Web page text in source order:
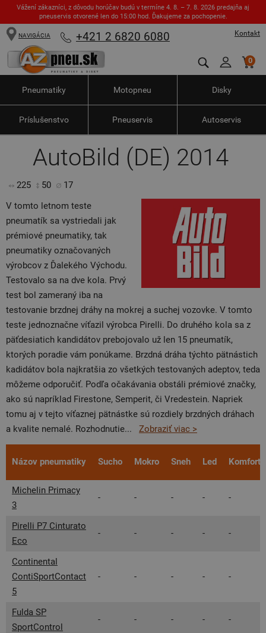
Vážení zákazníci, z dôvodu horúčav budú v termíne 4. 8. – 7. 8. 2026 predajňa aj
pneuservis otvorené len do 15:00 hod. Ďakujeme za pochopenie.
Kontakt
NAVIGÁCIA +421 2 6820 6080
0
Pneumatiky Motopneu Disky
Príslušenstvo Pneuservis Autoservis
AutoBild (DE) 2014
225 50
17
V tomto letnom teste
pneumatík sa vystriedali jak
prémiové pneumatiky, tak
pneumatiky označovaných
výrobcov z Ďalekého Východu.
Testovalo sa na dve kola. Prvý
test bol zameraný iba na
testovanie brzdnej dráhy na mokrej a suchej vozovke. V tomto
teste jednoznačne víťazil výrobca Pirelli. Do druhého kola sa z
päťdesiatich kandidátov prebojovalo už len 15 pneumatík,
ktorých poradie vám ponúkame. Brzdná dráha týchto pätnástich
kadidátov bola najkratšia zo všetkých testovaných adeptov, teda
môžeme odporučiť. Podľa očakávania obstáli prémiové značky,
ako sú napríklad Firestone, Semperit, či Vredestein. Napriek
tomu aj v tejto víťaznej pätnástke sú rozdiely brzdných dráhach
a kvalite nemalé. Rozhodnutie... Zobraziť viac >
Názov pneumatiky Sucho Mokro Sneh Led Komfort
Michelin Primacy
3
- - - - -
Pirelli P7 Cinturato
Eco
- - - - -
Continental
ContiSportContact
5
- - - - -
Fulda SP
SportControl
- - - - -